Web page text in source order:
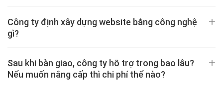
Công ty định xây dựng website bằng công nghệ
gì?
Sau khi bàn giao, công ty hỗ trợ trong bao lâu?
Nếu muốn nâng cấp thì chi phí thế nào?